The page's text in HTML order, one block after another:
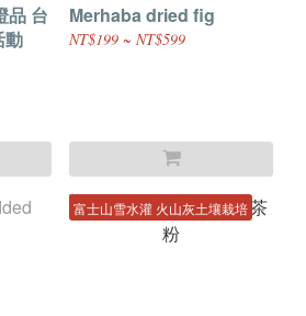
品 台
動
Merhaba dried fig
NT$199 ~ NT$599
富士山雪水灌 火山灰土壤栽培